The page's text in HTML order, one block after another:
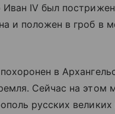
IV был
и положен в гроб в
в
Сейчас на этом
русских великих